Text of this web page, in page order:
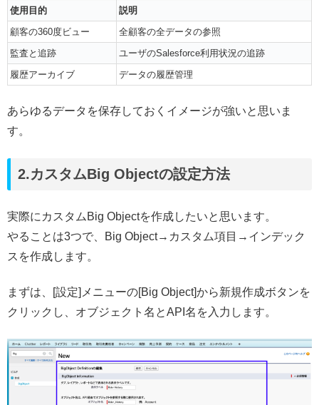
使用目的
説明
顧客の360度ビュー
全顧客の全データの参照
監査と追跡
ユーザのSalesforce利用状況の追跡
履歴アーカイブ
データの履歴管理
あらゆるデータを保存しておくイメージが強いと思いま
す。
2.カスタムBig Objectの設定方法
実際にカスタムBig Objectを作成したいと思います。
やることは3つで、Big Object→カスタム項目→インデック
スを作成します。
まずは、[設定]メニューの[Big Object]から新規作成ボタンを
クリックし、オブジェクト名とAPI名を入力します。